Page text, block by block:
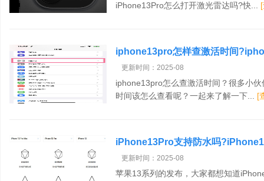
iPhone13Pro怎么打开激光雷达吗?快...
iphone13pro怎样查激活时间
更新时间：2025-08
iphone13pro怎么查激活时间？很多小
时间该怎么查看呢？一起来了解一下... [
iPhone13Pro支持防水吗
更新时间：2025-08
苹果13系列的发布，大家都想知道